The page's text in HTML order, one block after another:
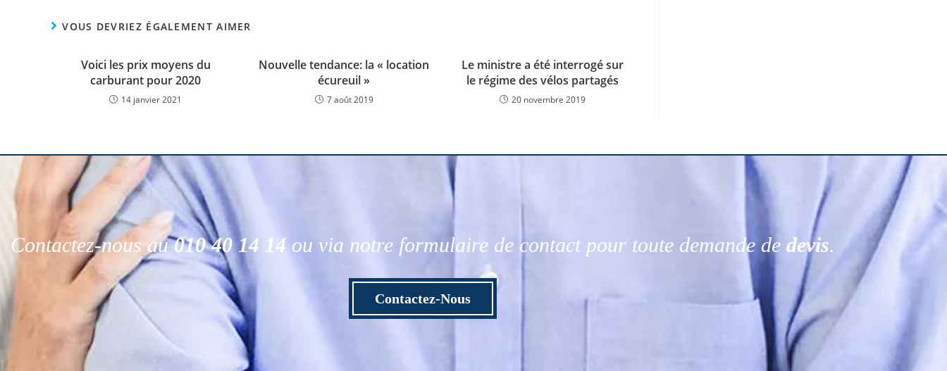
VOUS DEVRIEZ ÉGALEMENT AIMER
Voici les prix moyens du
carburant pour 2020
14 janvier 2021
Nouvelle tendance: la « location
écureuil »
7 août 2019
Le ministre a été interrogé sur
le régime des vélos partagés
20 novembre 2019
Contactez-nous au010 40 14 14 ou via notre formulaire de contact pour toute demande de devis.
Contactez-Nous